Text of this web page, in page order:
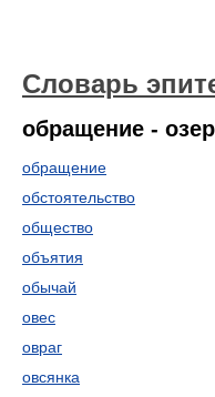
Словарь
обращение -
обращение
обстоятельство
общество
объятия
обычай
овес
овраг
овсянка